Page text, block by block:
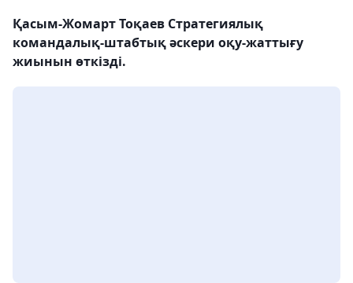
Қасым-Жомарт Тоқаев Стратегиялық
командалық-штабтық әскери оқу-жаттығу
жиынын өткізді.